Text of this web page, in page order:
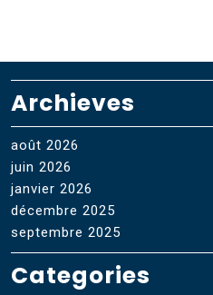
Archieves
août 2026
juin 2026
janvier 2026
décembre 2025
septembre 2025
Categories